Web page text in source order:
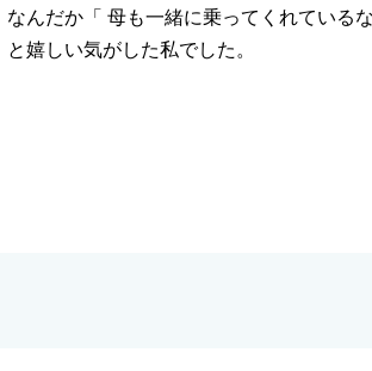
なんだか「 母も一緒に乗ってくれているな
と嬉しい気がした私でした。